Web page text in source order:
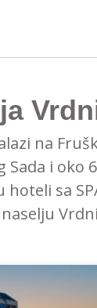
na
Sada i oko
hoteli sa